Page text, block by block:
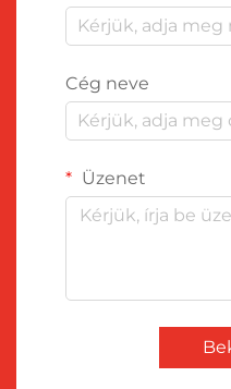
Cég neve
Üzenet